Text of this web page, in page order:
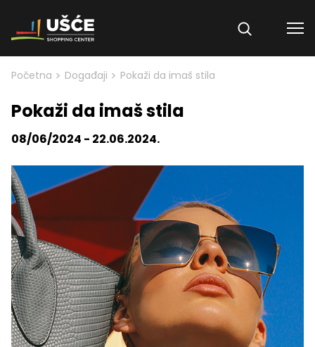
Skip to content
Početna > Događaji > Pokaži da imaš stila
Pokaži da imaš stila
08/06/2024 - 22.06.2024.